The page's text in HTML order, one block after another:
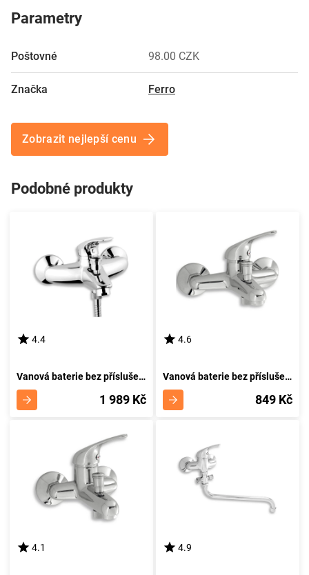
Parametry
Poštovné 98.00 CZK
Značka Ferro
Zobrazit nejlepší cenu
Podobné produkty
4.4
Vanová baterie bez příslušenství 150 mm Metalia 57 chrom NOVASERVIS 57020/1,0
1 989 Kč
4.6
Vanová baterie bez příslušenství 150 mm Titania Neon chrom NOVASERVIS 93020/1,0
849 Kč
4.1 4.9